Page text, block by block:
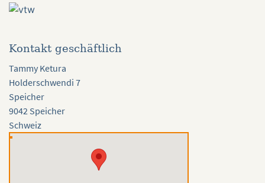
Kontakt geschäftlich
Tammy Ketura
Holderschwendi 7
Speicher
9042 Speicher
Schweiz